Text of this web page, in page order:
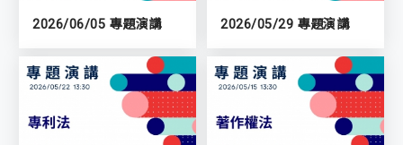
2026/06/05 專題演講 2026/05/29 專題演講